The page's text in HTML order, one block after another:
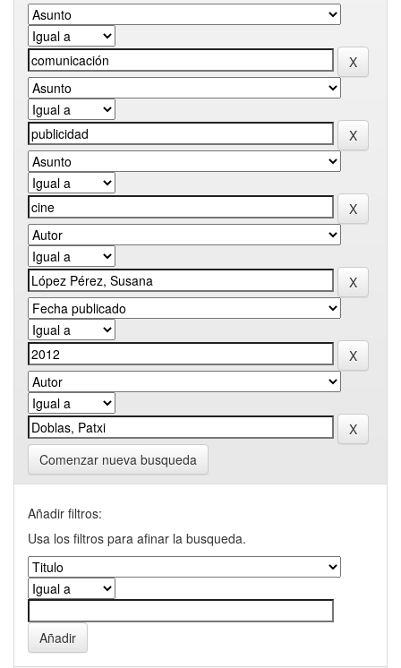
Comenzar nueva busqueda
Añadir filtros:
Usa los filtros para afinar la busqueda.